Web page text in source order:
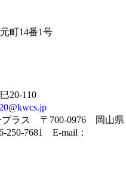
町14番1号
20-110
ラス 〒700-0976 岡山県
250-7681 E-mail：